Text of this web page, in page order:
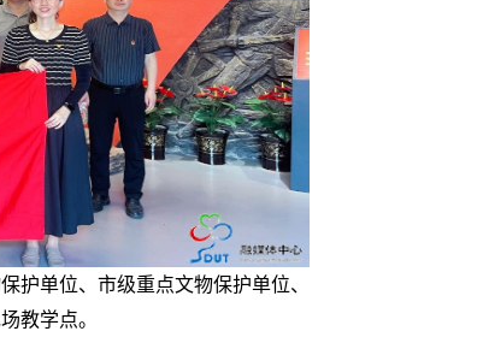
单位、市级重点文物保护单位、
教学点。